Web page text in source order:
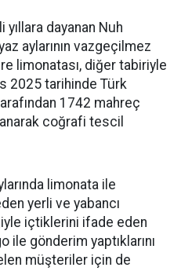
dayanan Nuh
aylarının vazgeçilmez
limonatası, diğer tabiriyle
2025 tarihinde Türk
1742 mahreç
coğrafi tescil
limonata ile
yerli ve yabancı
içtiklerini ifade eden
ile gönderim yaptıklarını
müşteriler için de